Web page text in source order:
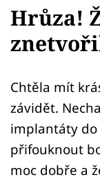
Témata
Youtubeři
Virály
Hrůza!
Chtěla mít
závidět.
implantáty do
přifouknout
moc dobře a